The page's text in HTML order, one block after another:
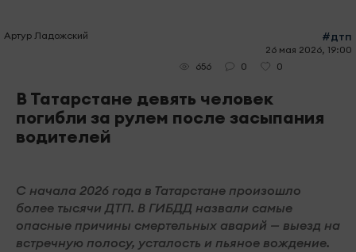
Артур Ладожский #дтп
26 мая 2026, 19:00
656
0 0
В Татарстане девять человек
погибли за рулем после засыпания
водителей
С начала 2026 года в Татарстане произошло
более тысячи ДТП. В ГИБДД назвали самые
опасные причины смертельных аварий — выезд на
встречную полосу, усталость и пьяное вождение.